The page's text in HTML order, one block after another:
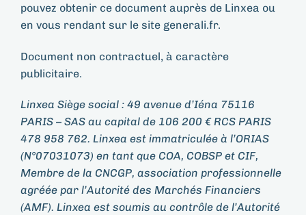
pouvez obtenir ce document auprès de Linxea ou
en vous rendant sur le site generali.fr.
Document non contractuel, à caractère
publicitaire.
Linxea Siège social : 49 avenue d’Iéna 75116
PARIS – SAS au capital de 106 200 € RCS PARIS
478 958 762. Linxea est immatriculée à l’ORIAS
(N°07031073) en tant que COA, COBSP et CIF,
Membre de la CNCGP, association professionnelle
agréée par l’Autorité des Marchés Financiers
(AMF). Linxea est soumis au contrôle de l’Autorité